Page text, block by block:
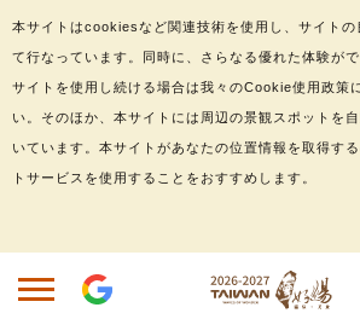
本サイトはcookiesなど関連技術を使用し、サイトの
て行なっています。同時に、さらなる優れた体験が
サイトを使用し続ける場合は我々のCookie使用政策
い。そのほか、本サイトには周辺の景観スポットを
いています。本サイトがあなたの位置情報を取得す
トサービスを使用することをおすすめします。